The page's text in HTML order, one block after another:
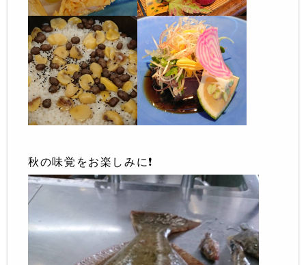
秋の味覚をお楽しみに❗️